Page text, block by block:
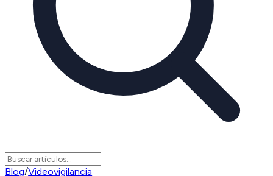
Blog/Videovigilancia